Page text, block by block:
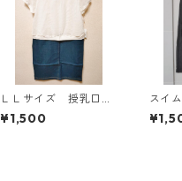
ＬＬサイズ 授乳口付
き マタニティ ドッ
キングワンピース ホ
¥1,500
スイ
ム
KAE-